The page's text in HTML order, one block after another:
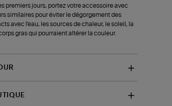
premiers jours, portez votre accessoire avec
similaires pour éviter le dégorgement des
avec l'eau, les sources de chaleur, le soleil, la
gras qui pourraient altérer la couleur.